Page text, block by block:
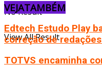
No Result
View All Result
VEJATAMBÉM
Edtech Estudo Play
correção de
TOTVS encaminha